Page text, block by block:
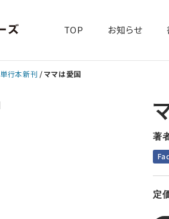
TOP お知らせ
単行本新刊 ママは愛国
著
定